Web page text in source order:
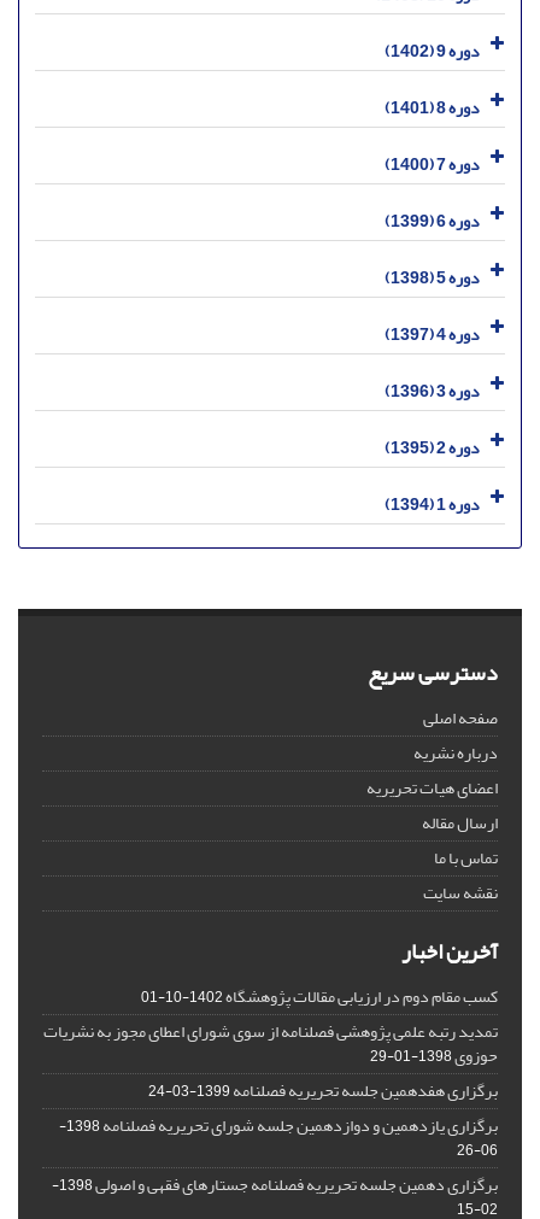
دوره 9 (1402)
دوره 8 (1401)
دوره 7 (1400)
دوره 6 (1399)
دوره 5 (1398)
دوره 4 (1397)
دوره 3 (1396)
دوره 2 (1395)
دوره 1 (1394)
دسترسی سریع
صفحه اصلی
درباره نشریه
اعضای هیات تحریریه
ارسال مقاله
تماس با ما
نقشه سایت
آخرین اخبار
کسب مقام دوم در ارزیابی مقالات پژوهشگاه1402-10-01
تمدید رتبه علمی پژوهشی فصلنامه از سوی شورای اعطای مجوز به نشریات
حوزوی1398-01-29
برگزاری هفدهمین جلسه تحریریه فصلنامه1399-03-24
برگزاری یازدهمین و دوازدهمین جلسه شورای تحریریه فصلنامه
1398-
06-26
برگزاری دهمین جلسه تحریریه فصلنامه جستارهای فقهی و اصولی
1398-
02-15